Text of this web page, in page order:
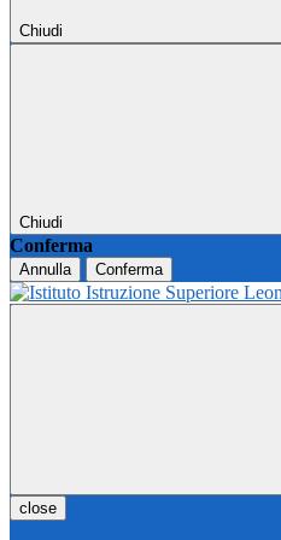
Chiudi
Chiudi
Conferma
Annulla Conferma
close